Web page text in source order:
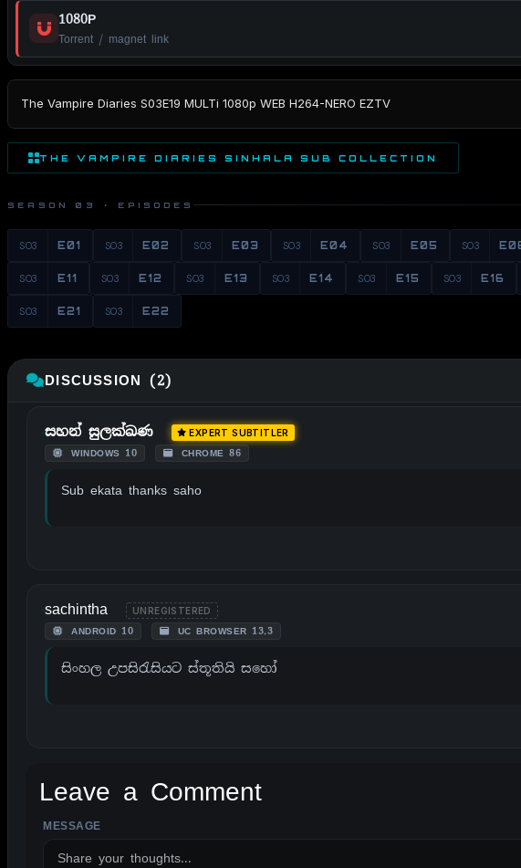
1080P
Torrent / magnet link
The Vampire Diaries S03E19 MULTi 1080p WEB H264-NERO EZTV
THE VAMPIRE DIARIES SINHALA SUB COLLECTION
SEASON 03 · EPISODES
S03 E01 S03 E02 S03 E03 S03 E04 S03 E05 S03
S03 E11 S03 E12 S03 E13 S03 E14 S03 E15 S03 E16
S03 E21 S03 E22
DISCUSSION (2)
සහන් සුලක්ඛණ EXPERT SUBTITLER
WINDOWS 10 CHROME 86
Sub ekata thanks saho
sachintha UNREGISTERED
ANDROID 10 UC BROWSER 13.3
සිංහල උපසිරැසියට ස්තූතියි සහෝ
Leave a Comment
MESSAGE
ALTERNATIVE: